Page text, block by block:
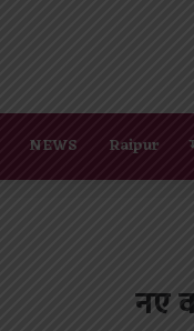
NEWS Raipur
नए